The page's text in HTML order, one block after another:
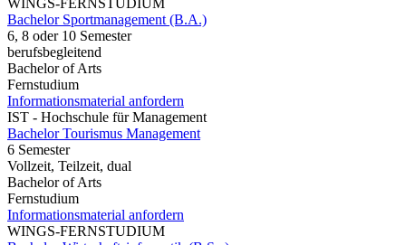
WINGS-FERNSTUDIUM
Bachelor Sportmanagement (B.A.)
6, 8 oder 10 Semester
berufsbegleitend
Bachelor of Arts
Fernstudium
Informationsmaterial anfordern
IST - Hochschule für Management
Bachelor Tourismus Management
6 Semester
Vollzeit, Teilzeit, dual
Bachelor of Arts
Fernstudium
Informationsmaterial anfordern
WINGS-FERNSTUDIUM